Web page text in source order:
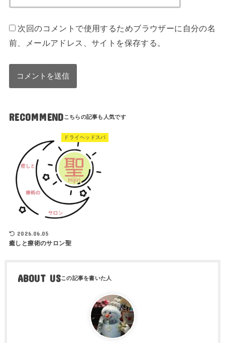
次回のコメントで使用するためブラウザーに自分の名
前、メールアドレス、サイトを保存する。
RECOMMEND
ドライヘッドスパ
2026.06.05
癒しと療術のサロン聖
ABOUT US